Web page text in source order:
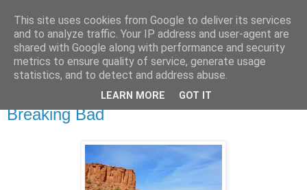
costyr.ro
întâmplări de pe Pământ
sâmbătă, 19 octombrie 2013
Breaking Bad
This site uses cookies from Google to deliver its services
and to analyze traffic. Your IP address and user-agent are
shared with Google along with performance and security
metrics to ensure quality of service, generate usage
statistics, and to detect and address abuse.
LEARN MORE GOT IT